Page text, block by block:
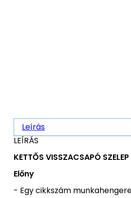
Leírás
LEÍRÁS
KETTŐS VISSZACSAPÓ SZELEP
Előny
- Egy cikkszám